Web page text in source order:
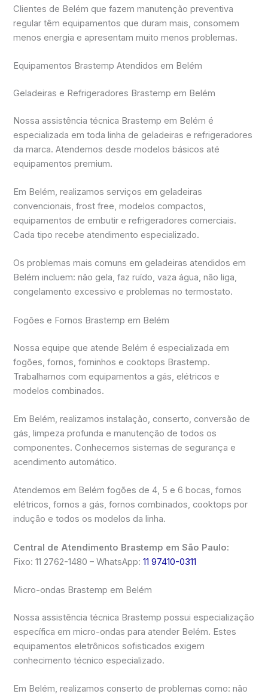
Clientes de Belém que fazem manutenção preventiva
regular têm equipamentos que duram mais, consomem
menos energia e apresentam muito menos problemas.
Equipamentos Brastemp Atendidos em Belém
Geladeiras e Refrigeradores Brastemp em Belém
Nossa assistência técnica Brastemp em Belém é
especializada em toda linha de geladeiras e refrigeradores
da marca. Atendemos desde modelos básicos até
equipamentos premium.
Em Belém, realizamos serviços em geladeiras
convencionais, frost free, modelos compactos,
equipamentos de embutir e refrigeradores comerciais.
Cada tipo recebe atendimento especializado.
Os problemas mais comuns em geladeiras atendidos em
Belém incluem: não gela, faz ruído, vaza água, não liga,
congelamento excessivo e problemas no termostato.
Fogões e Fornos Brastemp em Belém
Nossa equipe que atende Belém é especializada em
fogões, fornos, forninhos e cooktops Brastemp.
Trabalhamos com equipamentos a gás, elétricos e
modelos combinados.
Em Belém, realizamos instalação, conserto, conversão de
gás, limpeza profunda e manutenção de todos os
componentes. Conhecemos sistemas de segurança e
acendimento automático.
Atendemos em Belém fogões de 4, 5 e 6 bocas, fornos
elétricos, fornos a gás, fornos combinados, cooktops por
indução e todos os modelos da linha.
Central de Atendimento Brastemp em São Paulo:
Fixo: 11 2762-1480 – WhatsApp:11 97410-0311
Micro-ondas Brastemp em Belém
Nossa assistência técnica Brastemp possui especialização
específica em micro-ondas para atender Belém. Estes
equipamentos eletrônicos sofisticados exigem
conhecimento técnico especializado.
Em Belém, realizamos conserto de problemas como: não